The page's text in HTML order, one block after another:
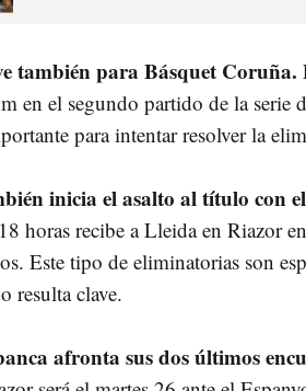
también para Básquet Coruña.
en el segundo partido de la serie
para intentar resolver la
inicia el asalto al título con
horas recibe a Lleida en Riazor
Este tipo de eliminatorias son
resulta clave.
afronta sus dos últimos